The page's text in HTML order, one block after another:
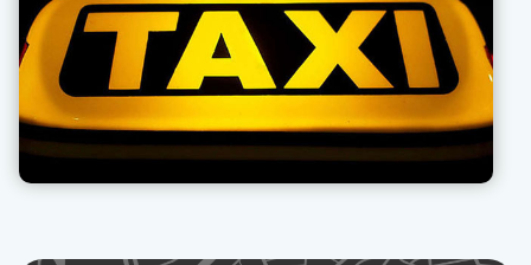
завжди фіксоване значення).
Вся фінансова звітність відкрита для водія в
особистому кабінеті.
Наша техпідтримка дозволяє оперативно вирішувати
проблеми, що виникають з пасажирами, надає
рекомендації, як поводитися в тій чи іншій ситуації.